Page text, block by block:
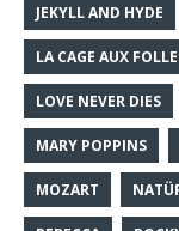
JEKYLL AND HYDE
LA CAGE AUX
LOVE NEVER DIES
MARY POPPINS
MOZART